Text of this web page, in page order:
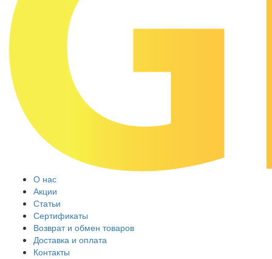
О нас
Акции
Статьи
Сертификаты
Возврат и обмен товаров
Доставка и оплата
Контакты